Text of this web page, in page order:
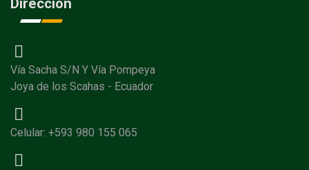
Dirección
Vía Sacha S/N Y Vía Pompeya
Joya de los Scahas - Ecuador
Celular: +593 980 155 065